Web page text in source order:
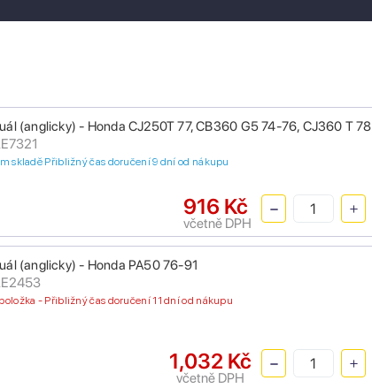
(anglicky) - Honda CJ250T 77, CB360 G5 74-76, CJ360 T 78
skladě Přibližný čas doručení 9 dní od nákupu
916 Kč
včetně DPH
(anglicky) - Honda PA50 76-91
- Přibližný čas doručení 11 dní od nákupu
1,032 Kč
včetně DPH